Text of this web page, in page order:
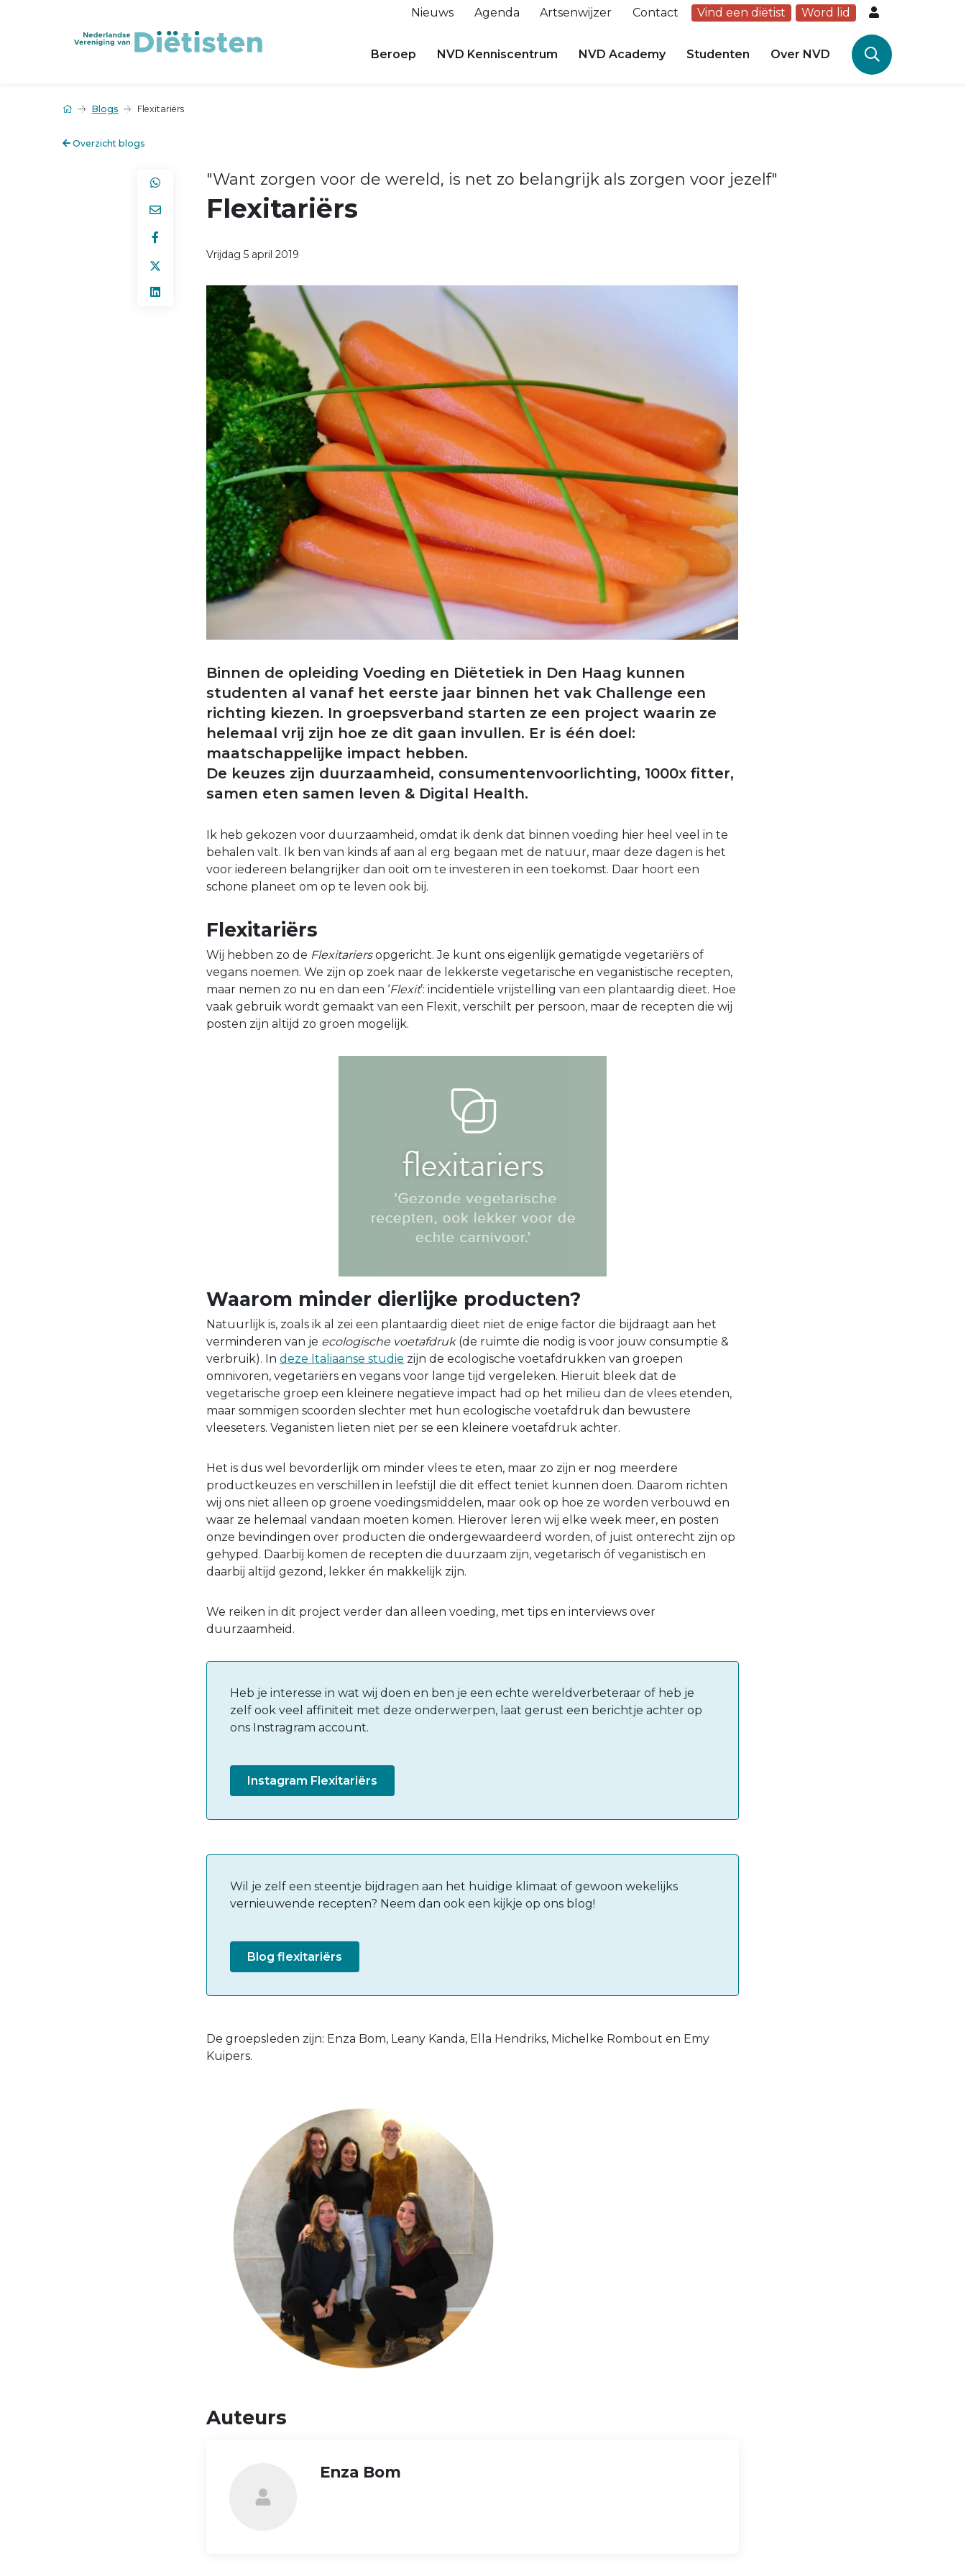
Nieuws Agenda Artsenwijzer Contact Vind een diëtist Word lid
Beroep NVD Kenniscentrum NVD Academy Studenten Over NVD
Blogs Flexitariërs
Overzicht blogs
"Want zorgen voor de wereld, is net zo belangrijk als zorgen voor jezelf"
Flexitariërs
Vrijdag 5 april 2019
Binnen de opleiding Voeding en Diëtetiek in Den Haag kunnen
studenten al vanaf het eerste jaar binnen het vak Challenge een
richting kiezen. In groepsverband starten ze een project waarin ze
helemaal vrij zijn hoe ze dit gaan invullen. Er is één doel:
maatschappelijke impact hebben.
De keuzes zijn duurzaamheid, consumentenvoorlichting, 1000x fitter,
samen eten samen leven & Digital Health.
Ik heb gekozen voor duurzaamheid, omdat ik denk dat binnen voeding hier heel veel in te
behalen valt. Ik ben van kinds af aan al erg begaan met de natuur, maar deze dagen is het
voor iedereen belangrijker dan ooit om te investeren in een toekomst. Daar hoort een
schone planeet om op te leven ook bij.
Flexitariërs
Wij hebben zo de Flexitariersopgericht. Je kunt ons eigenlijk gematigde vegetariërs of
vegans noemen. We zijn op zoek naar de lekkerste vegetarische en veganistische recepten,
maar nemen zo nu en dan een ‘Flexit’: incidentiële vrijstelling van een plantaardig dieet. Hoe
vaak gebruik wordt gemaakt van een Flexit, verschilt per persoon, maar de recepten die wij
posten zijn altijd zo groen mogelijk.
Waarom minder dierlijke producten?
Natuurlijk is, zoals ik al zei een plantaardig dieet niet de enige factor die bijdraagt aan het
verminderen van je ecologische voetafdruk(de ruimte die nodig is voor jouw consumptie &
verbruik). In deze Italiaanse studie zijn de ecologische voetafdrukken van groepen
omnivoren, vegetariërs en vegans voor lange tijd vergeleken. Hieruit bleek dat de
vegetarische groep een kleinere negatieve impact had op het milieu dan de vlees etenden,
maar sommigen scoorden slechter met hun ecologische voetafdruk dan bewustere
vleeseters. Veganisten lieten niet per se een kleinere voetafdruk achter.
Het is dus wel bevorderlijk om minder vlees te eten, maar zo zijn er nog meerdere
productkeuzes en verschillen in leefstijl die dit effect teniet kunnen doen. Daarom richten
wij ons niet alleen op groene voedingsmiddelen, maar ook op hoe ze worden verbouwd en
waar ze helemaal vandaan moeten komen. Hierover leren wij elke week meer, en posten
onze bevindingen over producten die ondergewaardeerd worden, of juist onterecht zijn op
gehyped. Daarbij komen de recepten die duurzaam zijn, vegetarisch óf veganistisch en
daarbij altijd gezond, lekker én makkelijk zijn.
We reiken in dit project verder dan alleen voeding, met tips en interviews over
duurzaamheid.
Heb je interesse in wat wij doen en ben je een echte wereldverbeteraar of heb je
zelf ook veel affiniteit met deze onderwerpen, laat gerust een berichtje achter op
ons Instragram account.
Instagram Flexitariërs
Wil je zelf een steentje bijdragen aan het huidige klimaat of gewoon wekelijks
vernieuwende recepten? Neem dan ook een kijkje op ons blog!
Blog flexitariërs
De groepsleden zijn: Enza Bom, Leany Kanda, Ella Hendriks, Michelke Rombout en Emy
Kuipers.
Auteurs
Enza Bom